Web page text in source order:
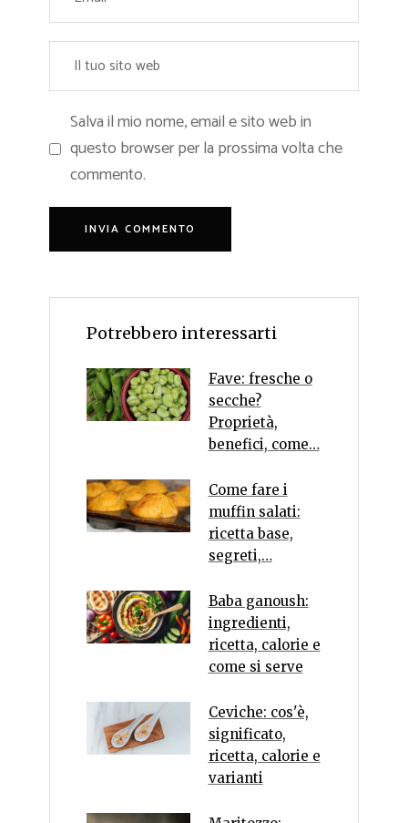
Salva il mio nome, email e sito web in
questo browser per la prossima volta che
commento.
Potrebbero interessarti
Fave: fresche o
secche?
Proprietà,
benefici, come…
Come fare i
muffin salati:
ricetta base,
segreti,…
Baba ganoush:
ingredienti,
ricetta, calorie e
come si serve
Ceviche: cos'è,
significato,
ricetta, calorie e
varianti